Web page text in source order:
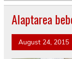
Alaptarea
August 24, 2015